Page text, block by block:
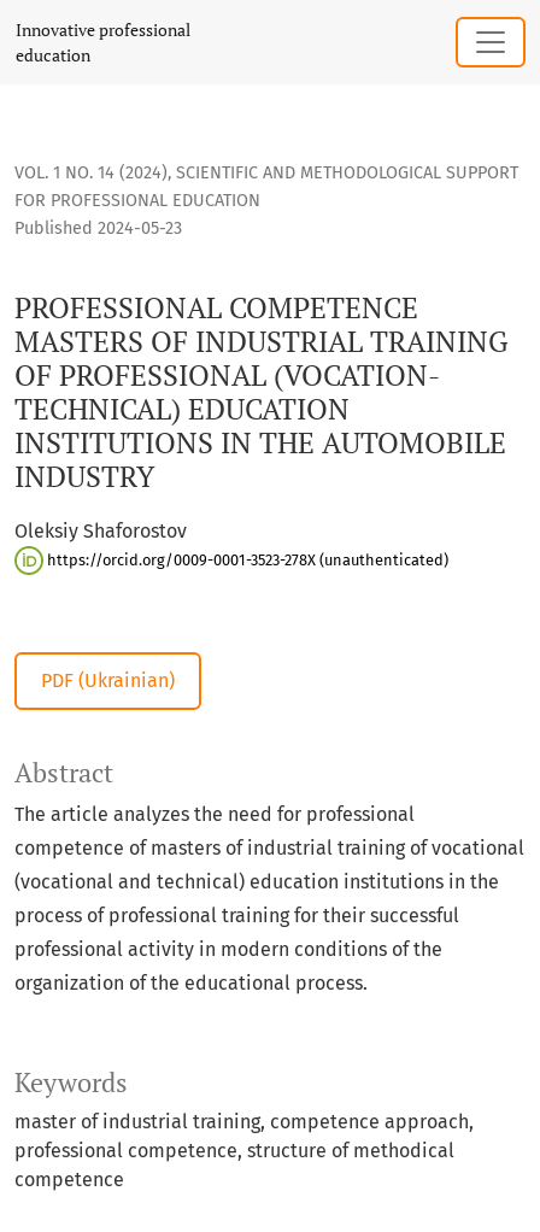
PROFESSIONAL COMPETENCE MASTERS OF INDUSTRIAL
Innovative professional
education
VOL. 1 NO. 14 (2024), SCIENTIFIC AND METHODOLOGICAL SUPPORT
FOR PROFESSIONAL EDUCATION
PROFESSIONAL COMPETENCE
MASTERS OF INDUSTRIAL TRAINING
OF PROFESSIONAL (VOCATION-
TECHNICAL) EDUCATION
INSTITUTIONS IN THE AUTOMOBILE
INDUSTRY
Published 2024-05-23
Oleksiy Shaforostov
https://orcid.org/0009-0001-3523-278X (unauthenticated)
PDF (Ukrainian)
Keywords
master of industrial training, competence approach,
professional competence, structure of methodical
competence
Abstract
The article analyzes the need for professional
competence of masters of industrial training of vocational
(vocational and technical) education institutions in the
process of professional training for their successful
professional activity in modern conditions of the
organization of the educational process.